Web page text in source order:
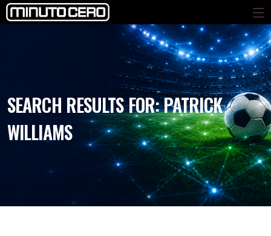
SEARCH RESULTS FOR:PATRICK
WILLIAMS